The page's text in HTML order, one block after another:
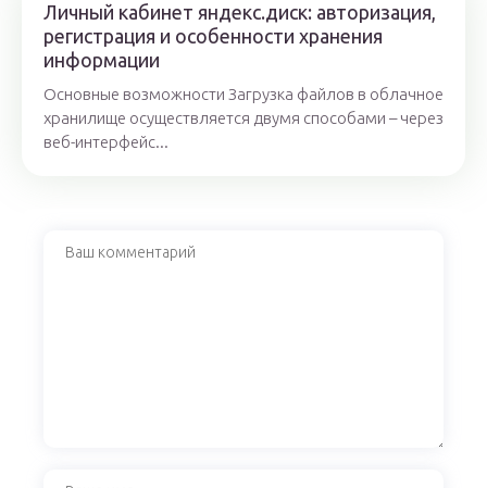
Личный кабинет яндекс.диск: авторизация,
регистрация и особенности хранения
информации
Основные возможности Загрузка файлов в облачное
хранилище осуществляется двумя способами – через
веб-интерфейс...